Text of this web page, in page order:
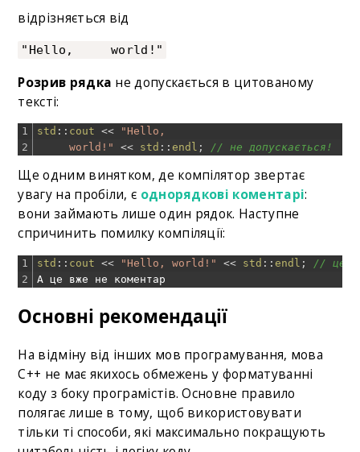
відрізняється від
"Hello, world!"
Розрив рядка не допускається в цитованому
тексті:
1
2
std :: cout <<
"Hello,
world!"
<< std ::endl ; // не допускається!
Ще одним винятком, де компілятор звертає
увагу на пробіли, є однорядкові коментарі:
вони займають лише один рядок. Наступне
спричинить помилку компіляції:
1
2
std :: cout << "Hello, world!" << std ::endl ;
// це
А
це вже не коментар
Основні рекомендації
На відміну від інших мов програмування, мова
C++ не має якихось обмежень у форматуванні
коду з боку програмістів. Основне правило
полягає лише в тому, щоб використовувати
тільки ті способи, які максимально покращують